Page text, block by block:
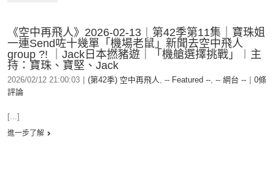
《空中再飛人》2026-02-13︱第42季第11集｜寶珠姐
一連Send咗十幾單「機場老鼠」新聞去空中飛人
group ?! ｜Jack日本撚豬遊｜「機艙選擇挑戰」︱主
持：寶珠、寶堅、Jack
2026/02/12 21:00:03 (第42季) 空中再飛人, -- Featured --, -- 網台 --
0條
評論
[...]
進一步了解